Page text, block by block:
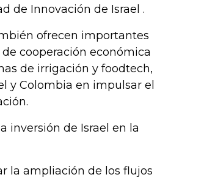
de Innovación de Israel .
ofrecen importantes
cooperación económica
de irrigación y foodtech,
y Colombia en impulsar el
inversión de Israel en la
la ampliación de los flujos